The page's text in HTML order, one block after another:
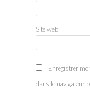
Site web
Enregistrer
dans le navigateur